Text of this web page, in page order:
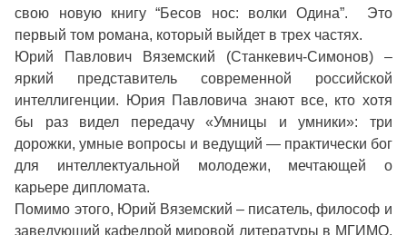
свою новую книгу “Бесов нос: волки Одина”. Это
первый том романа, который выйдет в трех частях.
Юрий Павлович Вяземский (Станкевич-Симонов) –
яркий представитель современной российской
интеллигенции. Юрия Павловича знают все, кто хотя
бы раз видел передачу «Умницы и умники»: три
дорожки, умные вопросы и ведущий — практически бог
для интеллектуальной молодежи, мечтающей о
карьере дипломата.
Помимо этого, Юрий Вяземский – писатель, философ и
заведующий кафедрой мировой литературы в МГИМО.